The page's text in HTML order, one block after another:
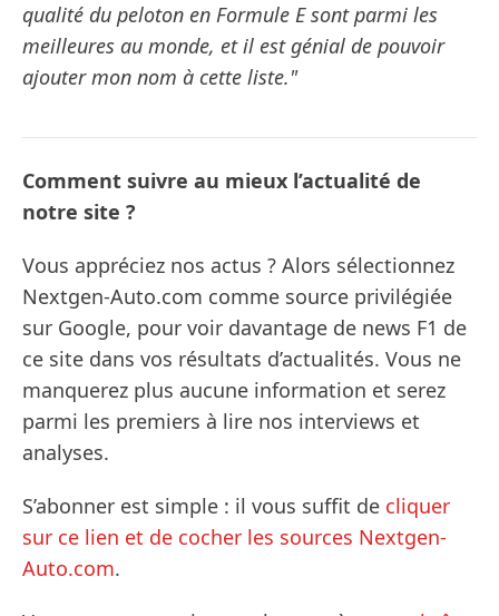
qualité du peloton en Formule E sont parmi les
meilleures au monde, et il est génial de pouvoir
ajouter mon nom à cette liste."
Comment suivre au mieux l’actualité de
notre site ?
Vous appréciez nos actus ? Alors sélectionnez
Nextgen-Auto.com comme source privilégiée
sur Google, pour voir davantage de news F1 de
ce site dans vos résultats d’actualités. Vous ne
manquerez plus aucune information et serez
parmi les premiers à lire nos interviews et
analyses.
S’abonner est simple : il vous suffit de cliquer
sur ce lien et de cocher les sources Nextgen-
Auto.com.